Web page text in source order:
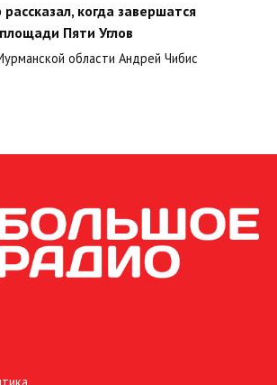
рассказал, когда завершатся
Пяти Углов
области Андрей Чибис